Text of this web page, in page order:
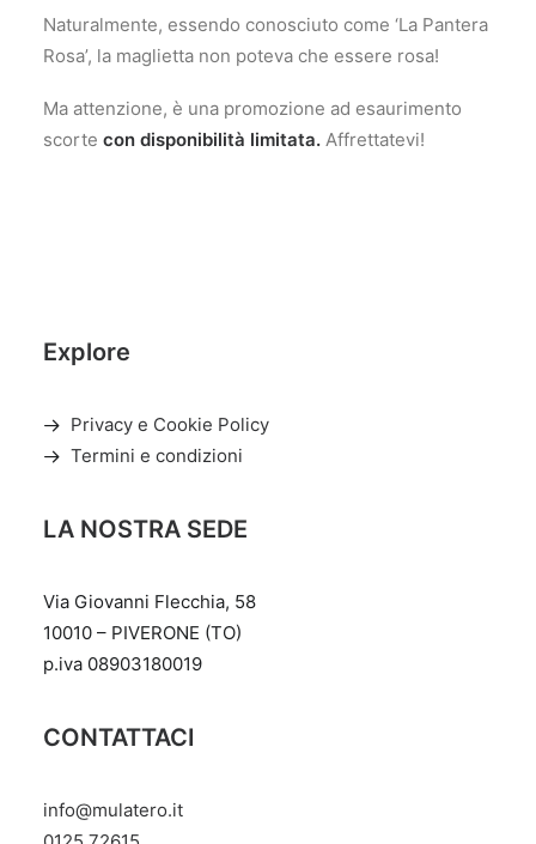
Naturalmente, essendo conosciuto come ‘La Pantera
Rosa’, la maglietta non poteva che essere rosa!
Ma attenzione, è una promozione ad esaurimento
scorte con disponibilità limitata. Affrettatevi!
Explore
Privacy e Cookie Policy
Termini e condizioni
LA NOSTRA SEDE
Via Giovanni Flecchia, 58
10010 – PIVERONE (TO)
p.iva 08903180019
CONTATTACI
info@mulatero.it